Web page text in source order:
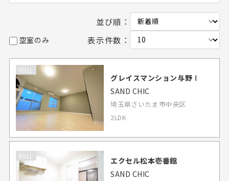
並び順：
空室のみ 表示件数：
FULL
グレイスマンション与野Ⅰ
SAND CHIC
埼玉県さいたま市中央区
2LDK
FULL
エクセル松本壱番館
SAND CHIC